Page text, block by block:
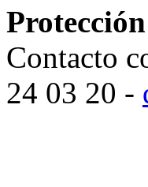
Contacto
24 03 20 -